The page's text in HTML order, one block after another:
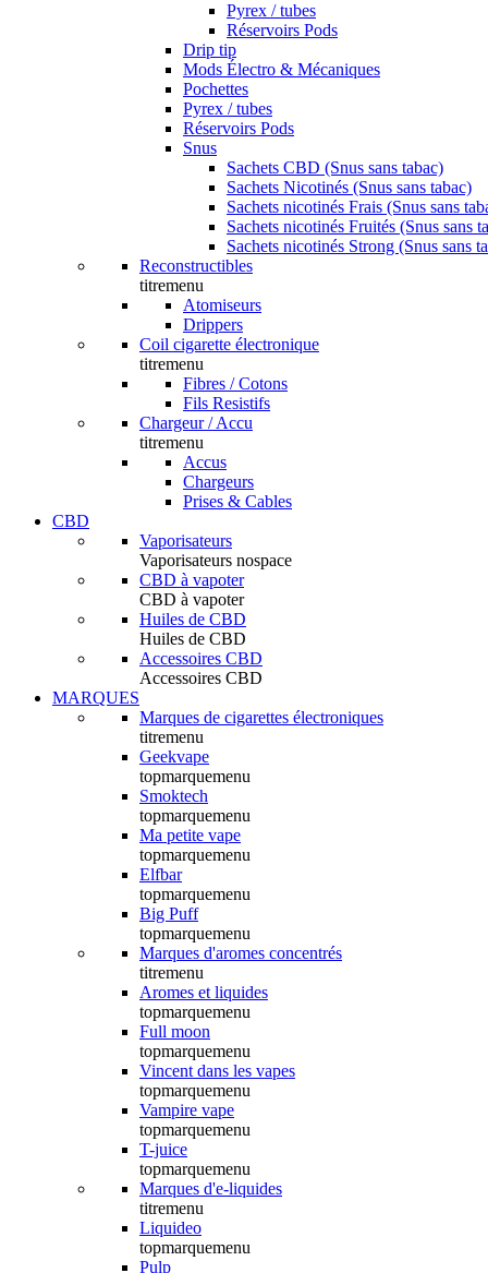
Pyrex / tubes
Réservoirs Pods
Drip tip
Mods Électro & Mécaniques
Pochettes
Pyrex / tubes
Réservoirs Pods
Snus
Sachets CBD (Snus sans tabac)
Sachets Nicotinés (Snus sans tabac)
Sachets nicotinés Frais (Snus sans
Sachets nicotinés Fruités (Snus sans
Sachets nicotinés Strong (Snus sans
Reconstructibles
titremenu
Atomiseurs
Drippers
Coil cigarette électronique
titremenu
Fibres / Cotons
Fils Resistifs
Chargeur / Accu
titremenu
Accus
Chargeurs
Prises & Cables
CBD
Vaporisateurs
Vaporisateurs nospace
CBD à vapoter
CBD à vapoter
Huiles de CBD
Huiles de CBD
Accessoires CBD
Accessoires CBD
MARQUES
Marques de cigarettes électroniques
titremenu
Geekvape
topmarquemenu
Smoktech
topmarquemenu
Ma petite vape
topmarquemenu
Elfbar
topmarquemenu
Big Puff
topmarquemenu
Marques d'aromes concentrés
titremenu
Aromes et liquides
topmarquemenu
Full moon
topmarquemenu
Vincent dans les vapes
topmarquemenu
Vampire vape
topmarquemenu
T-juice
topmarquemenu
Marques d'e-liquides
titremenu
Liquideo
topmarquemenu
Pulp